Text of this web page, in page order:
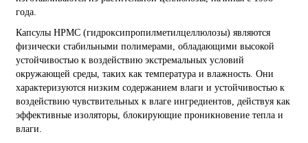
года.
Капсулы HPMC (гидроксипропилметилцеллюлозы) являются
физически стабильными полимерами, обладающими высокой
устойчивостью к воздействию экстремальных условий
окружающей среды, таких как температура и влажность. Они
характеризуются низким содержанием влаги и устойчивостью к
воздействию чувствительных к влаге ингредиентов, действуя как
эффективные изоляторы, блокирующие проникновение тепла и
влаги.